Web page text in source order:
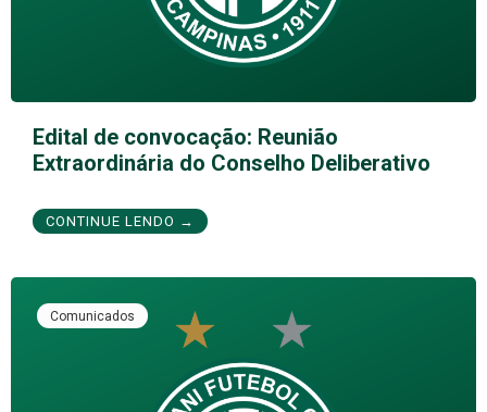
Edital de convocação: Reunião
Extraordinária do Conselho Deliberativo
CONTINUE LENDO →
Comunicados